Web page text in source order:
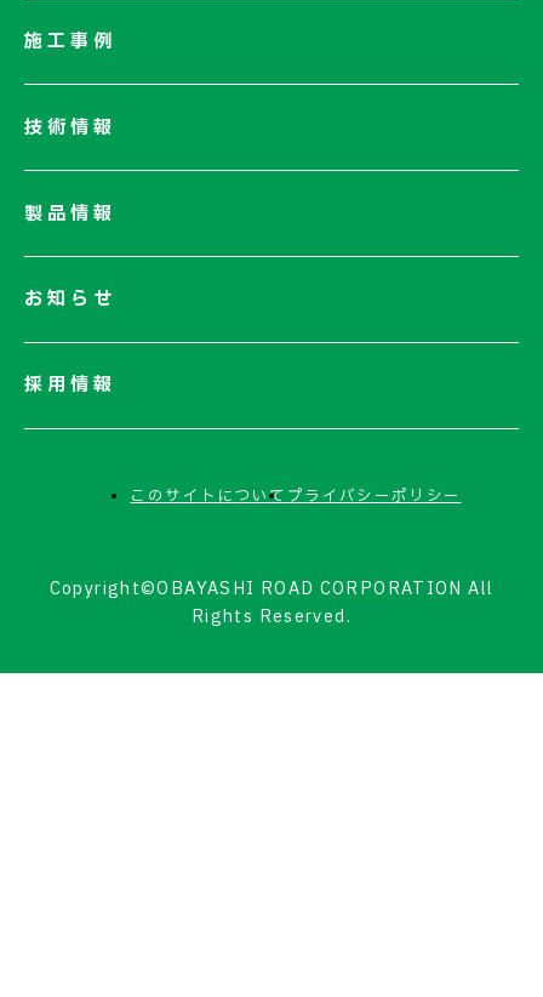
ネットワーク
施工事例
技術情報
製品情報
お知らせ
採用情報
このサイトについて プライバシーポリシー
Copyright©OBAYASHI ROAD CORPORATION All
Rights Reserved.